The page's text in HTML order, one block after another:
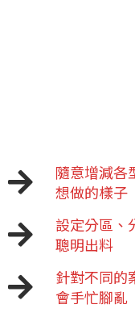
隨意增減各
想做的樣子
設定分區、
聰明出料
針對不同的
會手忙腳亂